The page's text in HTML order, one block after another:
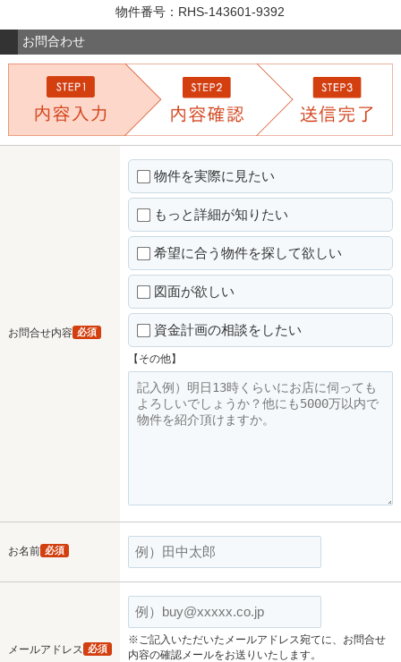
物件番号：RHS-143601-9392
お問合わせ
お問合せ内容 必須
物件を実際に見たい
もっと詳細が知りたい
希望に合う物件を探して欲しい
図面が欲しい
資金計画の相談をしたい
【その他】
お名前 必須
メールアドレス 必須
※ご記入いただいたメールアドレス宛てに、お問合せ
内容の確認メールをお送りいたします。